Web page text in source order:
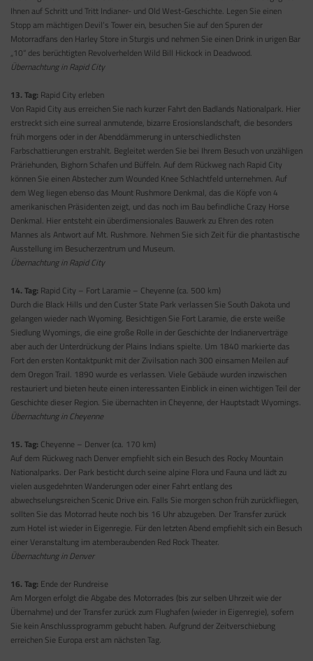
Ihnen auf Schritt und Tritt Indianer- und Old West-Geschichte. Legen Sie einen
Stopp am mächtigen Devil’s Tower ein, besuchen Sie auf den Spuren der
Motorradfans den Harley Store in Sturgis und nehmen Sie einen Drink in urigen Bar
„10“ des berüchtigten Revolverhelden Wild Bill Hickock in Deadwood.
Übernachtung in Rapid City
13. Tag: Rapid City erleben
Von Rapid City aus erreichen Sie nach kurzer Fahrt den Badlands Nationalpark. Hier
erstreckt sich eine surreal anmutende, bizarre Erosionslandschaft, die besonders
früh morgens oder in der Abenddämmerung in unterschiedlichsten
Farbschattierungen erstrahlt. Begleitet werden Sie bei Ihrem Besuch von unzähligen
Präriehunden, Bighorn Schafen und Büffeln. Auf dem Rückweg nach Rapid City
können Sie einen Abstecher zum Wounded Knee Schlachtfeld unternehmen. Auf
dem Weg liegen ebenso das Mount Rushmore Denkmal, das die Köpfe von 4
amerikanischen Präsidenten zeigt, und das noch im Bau befindliche Crazy Horse
Denkmal. Hier entsteht ein überdimensionales Bauwerk zu Ehren des roten
Mannes als Antwort auf Mt. Rushmore. Nehmen Sie sich Zeit für die phantastische
Ausstellung im Besucherzentrum und Museum.
Übernachtung in Rapid City
14. Tag: Rapid City – Fort Laramie – Cheyenne (ca. 500 km)
Durch die Black Hills und den Custer State Park verlassen Sie South Dakota und
gelangen wieder nach Wyoming. Besichtigen Sie Fort Laramie, die erste weiße
Siedlung Wyomings, die eine große Rolle in der Geschichte der Indianerverträge
aber auch der Unterdrückung der Plains Indians spielte. Um 1840 markierte das
Fort den ersten Kontaktpunkt mit der Zivilsation nach 300 einsamen Meilen auf
dem Oregon Trail. 1890 wurde es verlassen. Viele Gebäude wurden inzwischen
restauriert und bieten heute einen interessanten Einblick in einen wichtigen Teil der
Geschichte dieser Region. Sie übernachten in Cheyenne, der Hauptstadt Wyomings.
Übernachtung in Cheyenne
15. Tag: Cheyenne – Denver (ca. 170 km)
Auf dem Rückweg nach Denver empfiehlt sich ein Besuch des Rocky Mountain
Nationalparks. Der Park besticht durch seine alpine Flora und Fauna und lädt zu
vielen ausgedehnten Wanderungen oder einer Fahrt entlang des
abwechselungsreichen Scenic Drive ein. Falls Sie morgen schon früh zurückfliegen,
sollten Sie das Motorrad heute noch bis 16 Uhr abzugeben. Der Transfer zurück
zum Hotel ist wieder in Eigenregie. Für den letzten Abend empfiehlt sich ein Besuch
einer Veranstaltung im atemberaubenden Red Rock Theater.
Übernachtung in Denver
16. Tag: Ende der Rundreise
Am Morgen erfolgt die Abgabe des Motorrades (bis zur selben Uhrzeit wie der
Übernahme) und der Transfer zurück zum Flughafen (wieder in Eigenregie), sofern
Sie kein Anschlussprogramm gebucht haben. Aufgrund der Zeitverschiebung
erreichen Sie Europa erst am nächsten Tag.